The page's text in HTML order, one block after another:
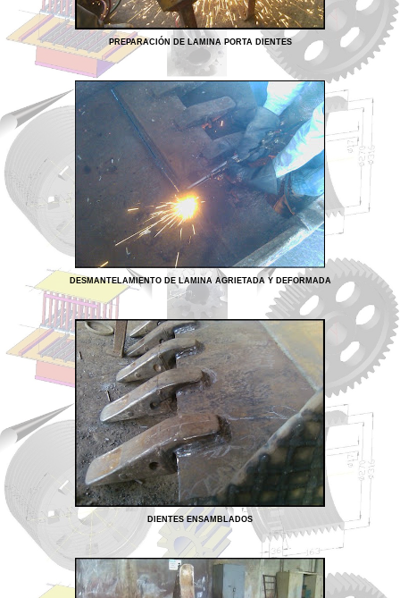
PREPARACIÓN DE LAMINA PORTA DIENTES
DESMANTELAMIENTO DE LAMINA AGRIETADA Y DEFORMADA
DIENTES ENSAMBLADOS